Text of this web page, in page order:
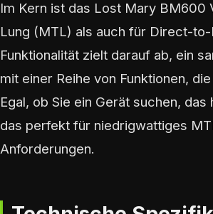
Im Kern ist das Lost Mary
Lung (MTL) als auch für Direct-
Funktionalität zielt darauf ab, ein
mit einer Reihe von Funktionen,
Egal, ob Sie ein Gerät suchen,
das perfekt für niedrigwattiges
Anforderungen.